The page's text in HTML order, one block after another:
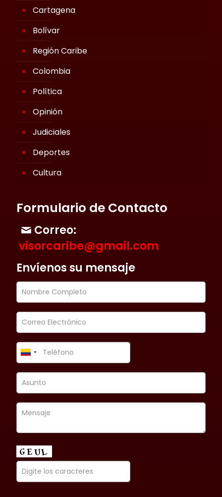
Cartagena
Bolívar
Región Caribe
Colombia
Política
Opinión
Judiciales
Deportes
Cultura
Formulario de Contacto
Correo:
visorcaribe@gmail.com
Envíenos su mensaje